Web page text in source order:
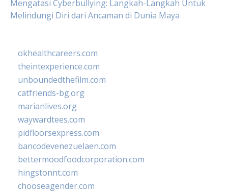
Mengatasi Cyberbullying: Langkah-Langkah Untuk
Melindungi Diri dari Ancaman di Dunia Maya
okhealthcareers.com
theintexperience.com
unboundedthefilm.com
catfriends-bg.org
marianlives.org
waywardtees.com
pidfloorsexpress.com
bancodevenezuelaen.com
bettermoodfoodcorporation.com
hingstonnt.com
chooseagender.com